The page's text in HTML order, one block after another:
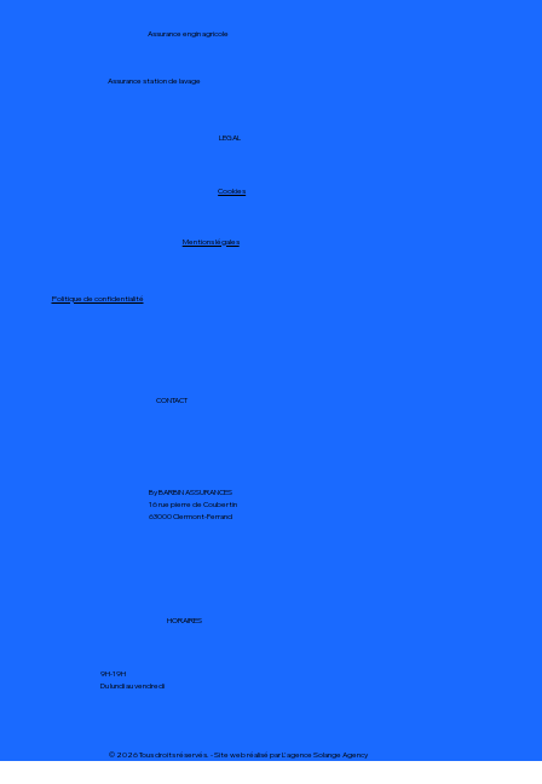
Assurance engin agricole
Assurance station de lavage
© 2026 Tous droits réservés. -Site web réalisé par L'agence Solange Agency
CONTACT
By BARBIN ASSURANCES
16 rue pierre de Coubertin
63000 Clermont-Ferrand
LEGAL
Mentions légales
Politique de confidentialité
Cookies
HORAIRES
9H-19H
Du lundi au vendredi